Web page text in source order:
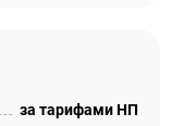
за тарифами НП